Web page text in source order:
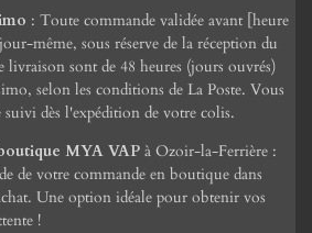
: Toute commande validée avant [heure
même, sous réserve de la réception du
livraison sont de 48 heures (jours ouvrés)
selon les conditions de La Poste. Vous
dès l'expédition de votre colis.
MYA VAP à Ozoir-la-Ferrière :
de votre commande en boutique dans
Une option idéale pour obtenir vos
!